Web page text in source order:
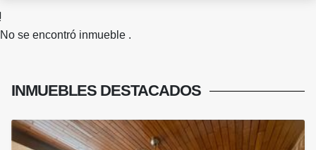
No se encontró inmueble .
INMUEBLES DESTACADOS